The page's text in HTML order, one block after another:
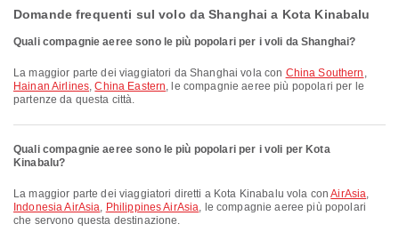
Domande frequenti sul volo da Shanghai a Kota Kinabalu
Quali compagnie aeree sono le più popolari per i voli da Shanghai?
La maggior parte dei viaggiatori da Shanghai vola con China Southern ,
Hainan Airlines,China Eastern, le compagnie aeree più popolari per le
partenze da questa città.
Quali compagnie aeree sono le più popolari per i voli per Kota
Kinabalu?
La maggior parte dei viaggiatori diretti a Kota Kinabalu vola conAirAsia,
Indonesia AirAsia, Philippines AirAsia, le compagnie aeree più popolari
che servono questa destinazione.